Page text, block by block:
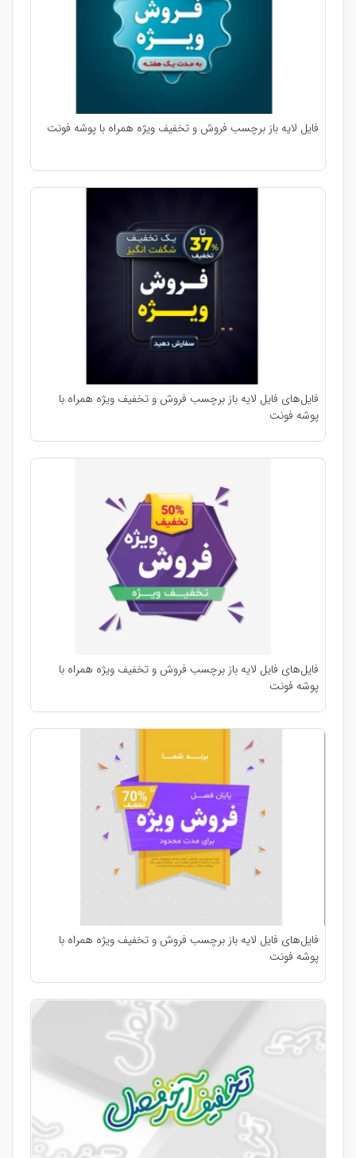
فایل لایه باز برچسب فروش و تخفیف ویژه همراه با پوشه فونت
فایل‌های فایل لایه باز برچسب فروش و تخفیف ویژه همراه با
پوشه فونت
فایل‌های فایل لایه باز برچسب فروش و تخفیف ویژه همراه با
پوشه فونت
فایل‌های فایل لایه باز برچسب فروش و تخفیف ویژه همراه با
پوشه فونت